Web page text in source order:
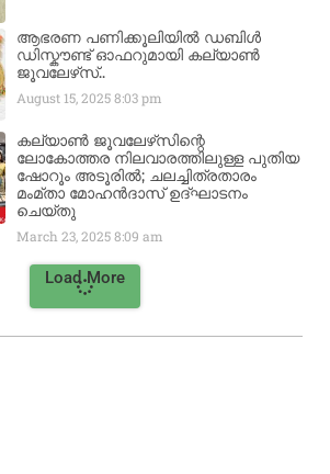
ആഭരണ പണിക്കൂലിയിൽ ഡബിൾ
ഡിസ്കൗണ്ട് ഓഫറുമായി കല്യാൺ
ജൂവലേഴ്‌സ്..
August 15, 20258:03 pm
കല്യാൺ ജൂവലേഴ്‌സിന്റെ
ലോകോത്തര നിലവാരത്തിലുള്ള പുതിയ
ഷോറൂം അടൂരിൽ; ചലച്ചിത്രതാരം
മംമ്താ മോഹൻദാസ് ഉദ്ഘാടനം
ചെയ്‌തു
March 23, 20258:09 am
Load More